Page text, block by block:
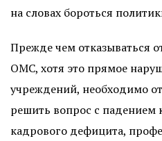
на словах бороться
Прежде чем отказываться
ОМС, хотя это прямое
учреждений, необходимо
решить вопрос с падением
кадрового дефицита,